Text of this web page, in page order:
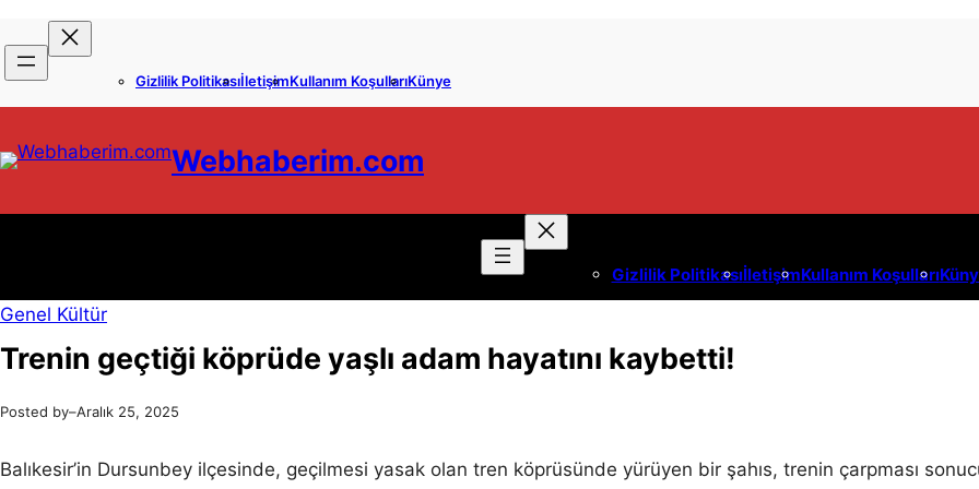
geç
Gizlilik PolitikasıİletişimKullanım KoşullarıKünye
Webhaberim.com
Gizlilik PolitikasıİletişimKullanım Koşulları
Genel Kültür
Trenin geçtiği köprüde yaşlı adam hayatını kaybetti!
Posted by–Aralık 25, 2025
Balıkesir’in Dursunbey ilçesinde, geçilmesi yasak olan tren köprüsünde yürüyen bir şahıs, trenin çarpması